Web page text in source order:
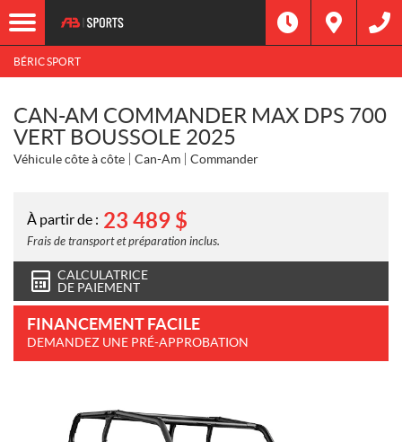
BÉRIC SPORT
CAN-AM COMMANDER MAX DPS 700
VERT BOUSSOLE 2025
Véhicule côte à côte Can-Am Commander
À partir de : 23 489 $
Frais de transport et préparation inclus.
CALCULATRICE
DE PAIEMENT
FINANCEMENT FACILE
DEMANDEZ UNE PRÉ-APPROBATION